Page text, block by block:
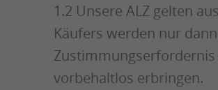
1.2 Unsere ALZ gelten
Käufers werden nur
Zustimmungserfordernis
vorbehaltlos erbringen.